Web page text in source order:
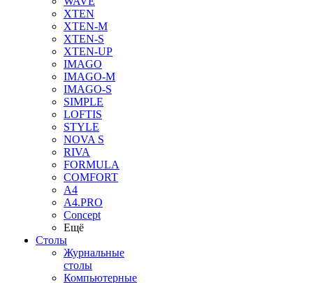
XTEN
XTEN-M
XTEN-S
XTEN-UP
IMAGO
IMAGO-M
IMAGO-S
SIMPLE
LOFTIS
STYLE
NOVA S
RIVA
FORMULA
COMFORT
A4
A4.PRO
Concept
Ещё
Столы
Журнальные
столы
Компьютерные